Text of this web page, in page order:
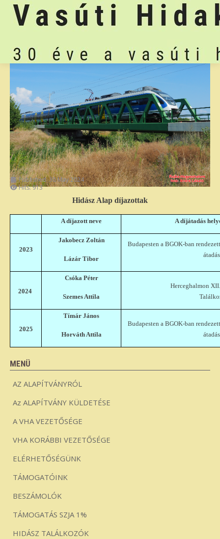
Published: 30 May 2024
Hits: 913
Hidász Alap díjazottak
A díjazott neve A díjátadás
2023
Jakobecz Zoltán
Lázár Tibor
Budapesten a BGOK-ban
2024
Csóka Péter
Szemes Attila
Herceghalmon
2025
Tímár János
Horváth Attila
Budapesten a BGOK-ban
MENÜ
AZ ALAPÍTVÁNYRÓL
Az ALAPÍTVÁNY KÜLDETÉSE
A VHA VEZETŐSÉGE
VHA KORÁBBI VEZETŐSÉGE
ELÉRHETŐSÉGÜNK
TÁMOGATÓINK
BESZÁMOLÓK
TÁMOGATÁS SZJA 1%
HIDÁSZ TALÁLKOZÓK